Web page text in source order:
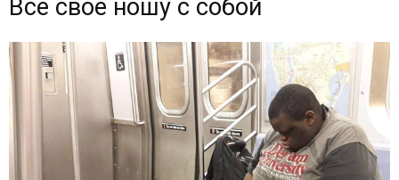
Всё своё ношу с собой